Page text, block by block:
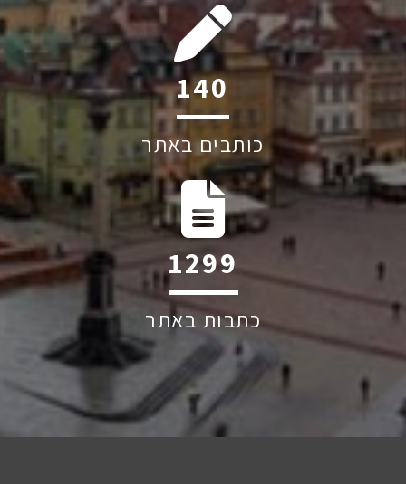
200
כותבים באתר
1863
כתבות באתר